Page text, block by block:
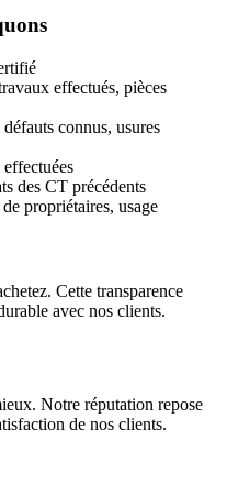
effectués, pièces
défauts connus, usures
des CT précédents
propriétaires, usage
Cette transparence
avec nos clients.
Notre réputation repose
de nos clients.